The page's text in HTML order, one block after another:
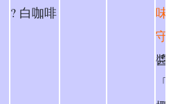
? 白咖啡
味
守
醬
「